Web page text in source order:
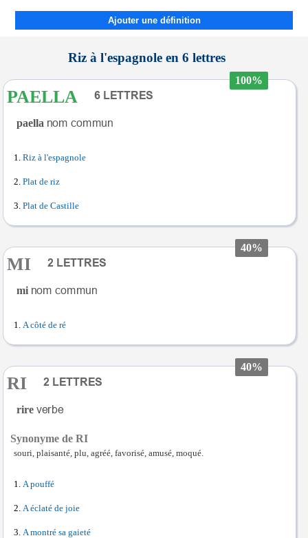
Ajouter une définition
Riz à l'espagnole en 6 lettres
100%
PAELLA
paella
Riz à l'espagnole
Plat de riz
Plat de Castille
40%
MI
mi
A côté de ré
40%
RI
rire
Synonyme de RI
souri, plaisanté, plu, agréé, favorisé, amusé, moqué.
A pouffé
A éclaté de joie
A montré sa gaieté